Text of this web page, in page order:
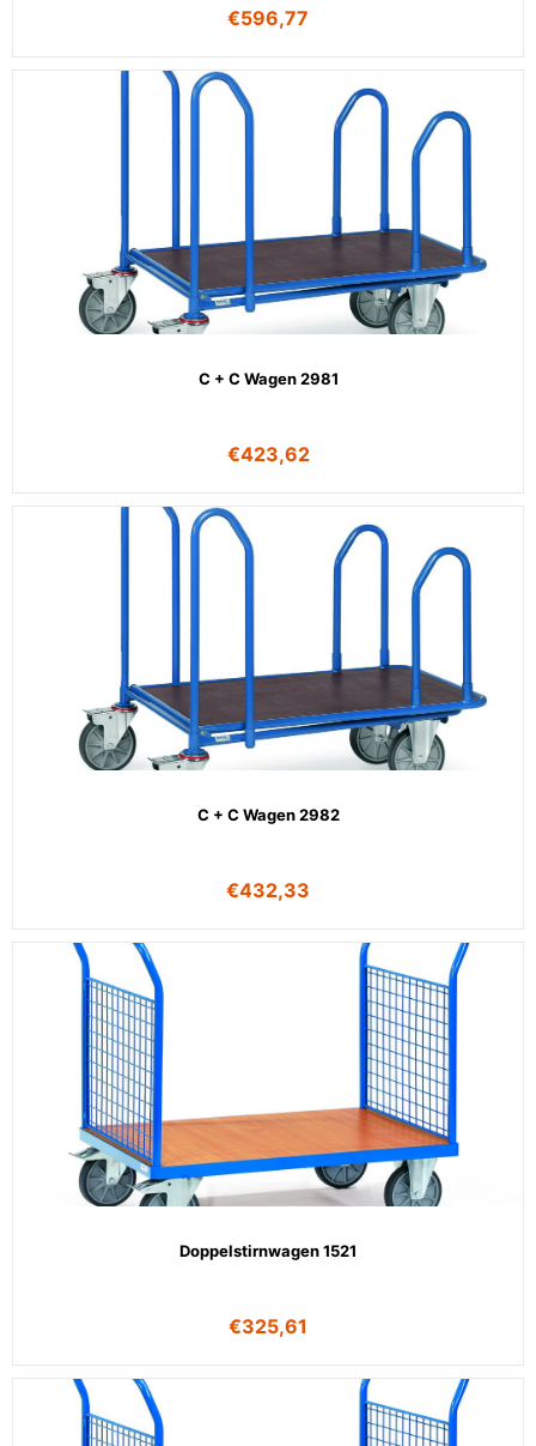
€596,77
C + C Wagen 2981
€423,62
C + C Wagen 2982
€432,33
Doppelstirnwagen 1521
€325,61